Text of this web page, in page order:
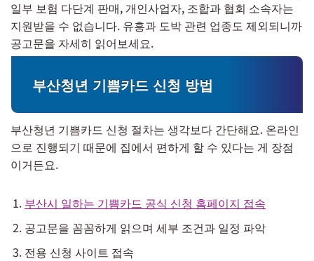
일부 보험 다단계 판매, 개인사업자, 조합과 협회 소속자는
지원받을 수 없습니다. 유흥과 도박 관련 업종도 제외되니까
공고문을 자세히 읽어보세요.
부산청년 기쁨카드 신청 방법
부산청년 기쁨카드 신청 절차는 생각보다 간단해요. 온라인
으로 진행되기 때문에 집에서 편하게 할 수 있다는 게 장점
이거든요.
부산시 일하는 기쁨카드 공식 신청 홈페이지 접속
공고문을 꼼꼼하게 읽으며 세부 조건과 일정 파악
전용 신청 사이트 접속